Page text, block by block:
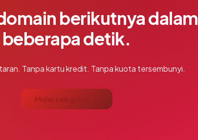
berikutnya dalam
beberapa detik.
Tanpa kartu kredit. Tanpa kuota tersembunyi.
Mulai cek gratis →